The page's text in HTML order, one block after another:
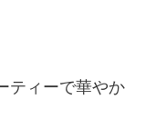
ティーで華やか